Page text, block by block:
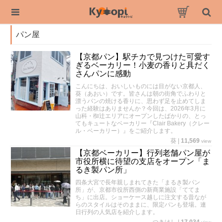
パン屋
【京都パン】駅チカで見つけた可愛す
ぎるベーカリー！小麦の香りと具だく
さんパンに感動
こんにちは、おいしいものには目がない京都人、
葵（あおい）です。皆さんは朝の街角でふわりと
漂うパンの焼ける香りに、思わず足を止めてしま
った経験はありませんか？今回は、2026年3月に
山科・椥辻エリアにオープンしたばかりの、とっ
てもキュートなベーカリー『Clair Bakery（クレー
ル・ベーカリー）』をご紹介します。
葵
11,569 view
【京都ベーカリー】行列老舗パン屋が
市役所横に待望の支店をオープン「ま
るき製パン所」
四条大宮で長年親しまれてきた「まるき製パン
所」が、京都市役所西側の新商業施設「ててま
ち」に出店。ショーケース越しに注文する昔なが
らのスタイルはそのままに、限定パンも登場。連
日行列の人気店を紹介します。